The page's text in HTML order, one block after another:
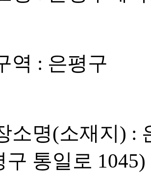
역 : 은평구
소명(소재지) :
구 통일로 1045)